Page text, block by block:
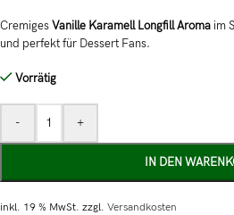
CremigesVanille Karamell Longfill Aroma im
und perfekt für Dessert Fans.
Vorrätig
- +
IN DEN
inkl. 19 % MwSt. zzgl. Versandkosten